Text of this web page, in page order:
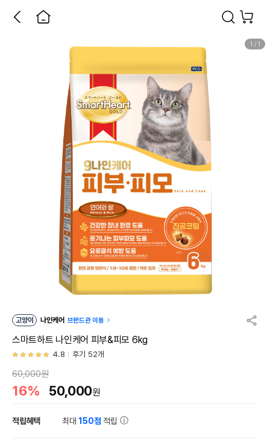
1 / 1
고양이 나인케어 브랜드관 이동
스마트하트 나인케어 피부&피모 6kg
4.8 후기 52개
60,000원
16% 50,000원
적립혜택 최대150점 적립